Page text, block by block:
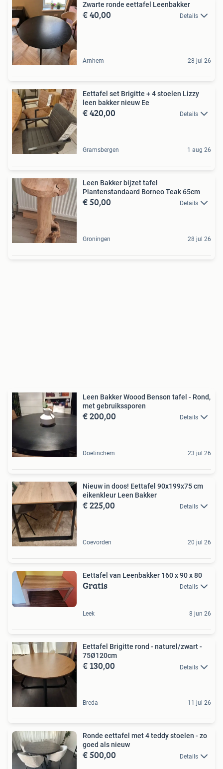
Zwarte ronde eettafel Leenbakker
€ 40,00 Details
Arnhem 28 jul 26
Eettafel set Brigitte + 4 stoelen Lizzy
leen bakker nieuw Ee
€ 420,00 Details
Gramsbergen 1 aug 26
Leen Bakker bijzet tafel
Plantenstandaard Borneo Teak 65cm
€ 50,00 Details
Groningen 28 jul 26
Leen Bakker Woood Benson tafel - Rond,
met gebruikssporen
€ 200,00 Details
Doetinchem 23 jul 26
Nieuw in doos! Eettafel 90x199x75 cm
eikenkleur Leen Bakker
€ 225,00 Details
Coevorden 20 jul 26
Eettafel van Leenbakker 160 x 90 x 80
Gratis Details
Leek 8 jun 26
Eettafel Brigitte rond - naturel/zwart -
75Ø120cm
€ 130,00 Details
Breda 11 jul 26
Ronde eettafel met 4 teddy stoelen - zo
goed als nieuw
€ 500,00 Details